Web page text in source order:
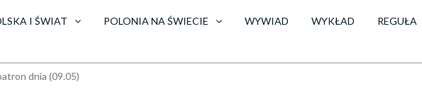
I ŚWIAT POLONIA NA ŚWIECIE WYWIAD WYKŁAD REGUŁA
dnia (09.05)